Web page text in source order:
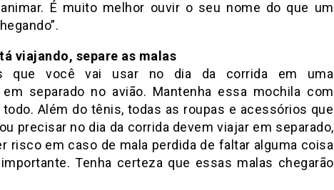
É muito melhor ouvir o seu nome do que um
viajando, separe as malas
que você vai usar no dia da corrida em uma
em separado no avião. Mantenha essa mochila com
Além do tênis, todas as roupas e acessórios que
precisar no dia da corrida devem viajar em separado,
risco em caso de mala perdida de faltar alguma coisa
Tenha certeza que essas malas chegarão